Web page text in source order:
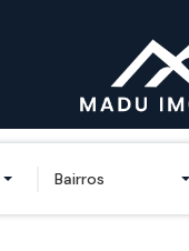
Bairros